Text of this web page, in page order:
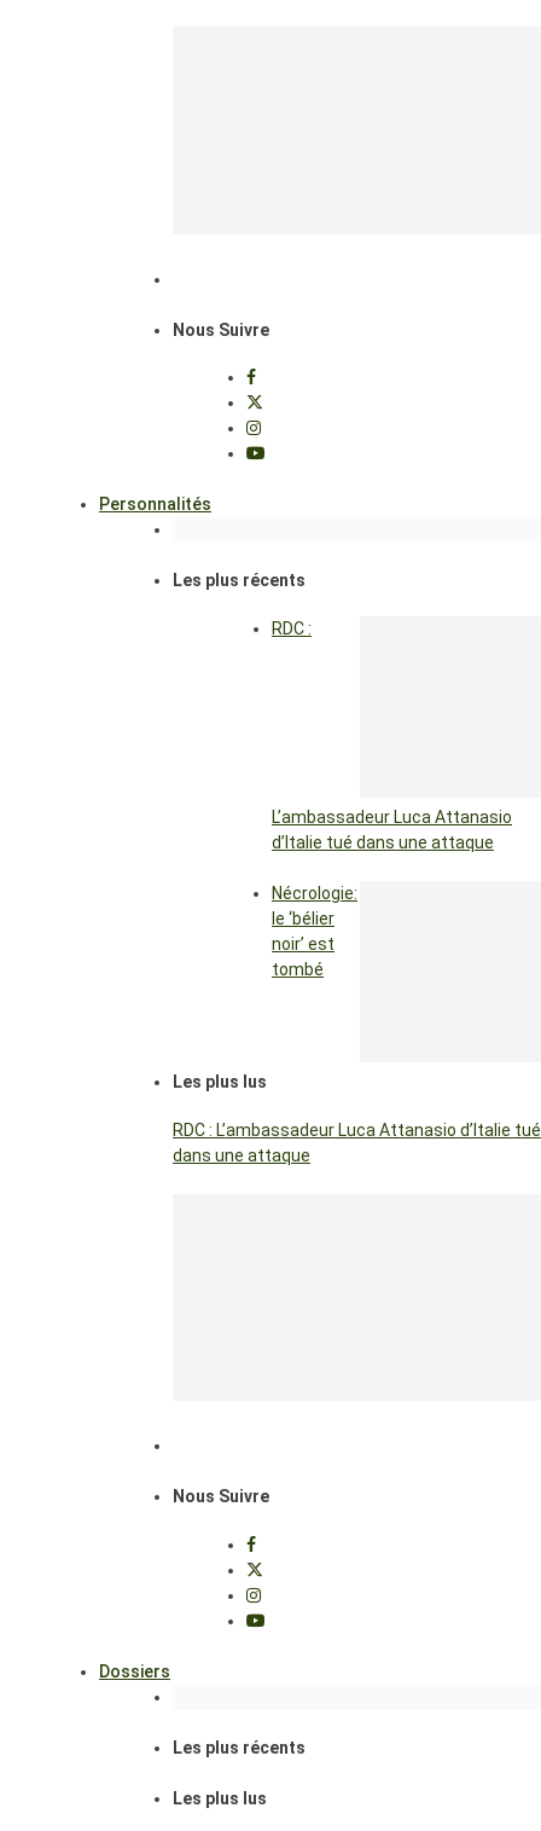
Nous Suivre
Personnalités
Les plus récents
RDC :
L’ambassadeur Luca Attanasio
d’Italie tué dans une attaque
Nécrologie:
le ‘bélier
noir’ est
tombé
Les plus lus
RDC : L’ambassadeur Luca Attanasio d’Italie tué
dans une attaque
Nous Suivre
Dossiers
Les plus récents
Les plus lus